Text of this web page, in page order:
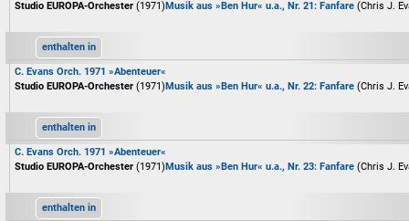
Studio EUROPA-Orchester (1971)Musik aus »Ben Hur« u.a., Nr. 21: Fanfare (Chris J.
enthalten in
C. Evans Orch. 1971 »Abenteuer«
Studio EUROPA-Orchester (1971)Musik aus »Ben Hur« u.a., Nr. 22: Fanfare (Chris J.
enthalten in
C. Evans Orch. 1971 »Abenteuer«
Studio EUROPA-Orchester (1971)Musik aus »Ben Hur« u.a., Nr. 23: Fanfare (Chris J.
enthalten in